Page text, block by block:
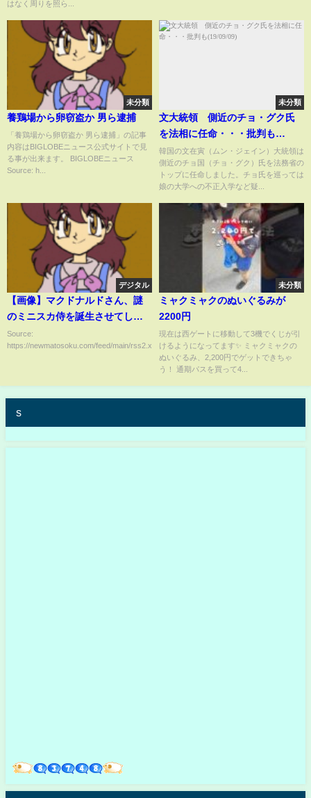
はなく周りを照ら...
未分類
養鶏場から卵窃盗か 男ら逮捕
「養鶏場から卵窃盗か 男ら逮捕」の記事
内容はBIGLOBEニュース公式サイトで見
る事が出来ます。 BIGLOBEニュース
Source: h...
未分類
文大統領 側近のチョ・グク氏
を法相に任命・・・批判も
(19/09/09)
韓国の文在寅（ムン・ジェイン）大統領は
側近のチョ国（チョ・グク）氏を法務省の
トップに任命しました。チョ氏を巡っては
娘の大学への不正入学など疑...
デジタル
【画像】マクドナルドさん、謎
のミニスカ侍を誕生させてしま
う
Source:
https://newmatosoku.com/feed/main/rss2.xml...
未分類
ミャクミャクのぬいぐるみが
2200円
現在は西ゲートに移動して3機でくじが引
けるようになってます✨ ミャクミャクの
ぬいぐるみ、2,200円でゲットできちゃ
う！ 通期パスを買って4...
s